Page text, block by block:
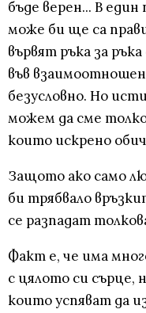
бъде верен... В
може би ще са
вървят ръка за
във
безусловно. Но
можем да сме
които искрено
Защото ако само
би трябвало
се разпадат
Факт е, че има
с цялото си сърце,
които успяват да